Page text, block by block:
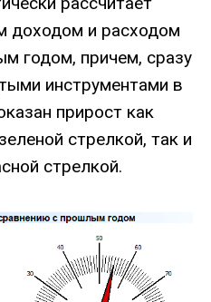
доходом и расходом
годом, причем, сразу
инструментами в
прирост как
стрелкой, так и
стрелкой.